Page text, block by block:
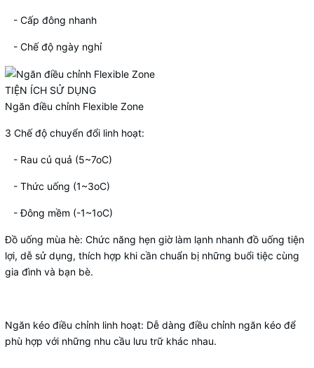
- Cấp đông nhanh
- Chế độ ngày nghỉ
TIỆN ÍCH SỬ DỤNG
Ngăn điều chỉnh Flexible Zone
3 Chế độ chuyển đổi linh hoạt:
- Rau củ quả (5~7oC)
- Thức uống (1~3oC)
- Đông mềm (-1~1oC)
Đồ uống mùa hè: Chức năng hẹn giờ làm lạnh nhanh đồ uống tiện
lợi, dễ sử dụng, thích hợp khi cần chuẩn bị những buổi tiệc cùng
gia đình và bạn bè.
Ngăn kéo điều chỉnh linh hoạt: Dễ dàng điều chỉnh ngăn kéo để
phù hợp với những nhu cầu lưu trữ khác nhau.